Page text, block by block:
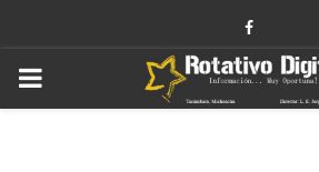
Facebook
PRIMARY